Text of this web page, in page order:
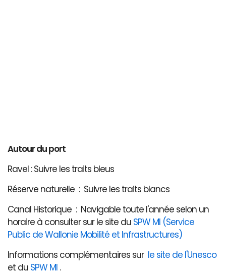
Autour du port
Ravel : Suivre les traits bleus
Réserve naturelle : Suivre les traits blancs
Canal Historique : Navigable toute l'année selon un
horaire à consulter sur le site du SPW MI (Service
Public de Wallonie Mobilité et Infrastructures)
Informations complémentaires sur le site de l'Unesco
et du SPW MI .